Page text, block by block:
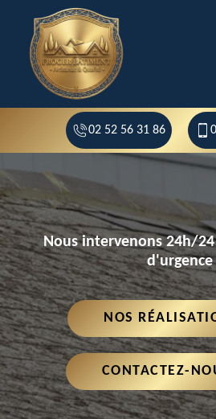
02 52 56 31 86
Nous intervenons 24h/
d'urgence
NOS
CONTACTEZ-